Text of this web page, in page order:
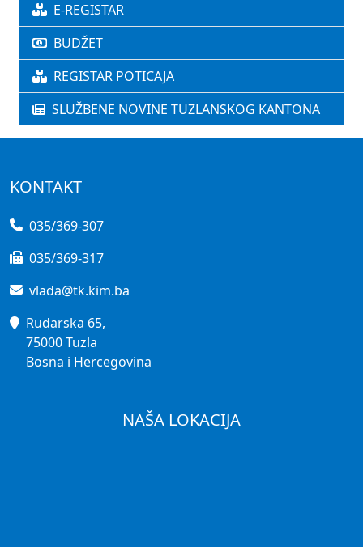
E-REGISTAR
BUDŽET
REGISTAR POTICAJA
SLUŽBENE NOVINE TUZLANSKOG KANTONA
KONTAKT
035/369-307
035/369-317
vlada@tk.kim.ba
Rudarska 65,
75000 Tuzla
Bosna i Hercegovina
NAŠA LOKACIJA